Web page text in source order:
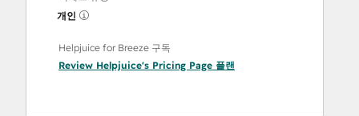
개인
Helpjuice for Breeze 구독
Review Helpjuice's Pricing Page 플랜